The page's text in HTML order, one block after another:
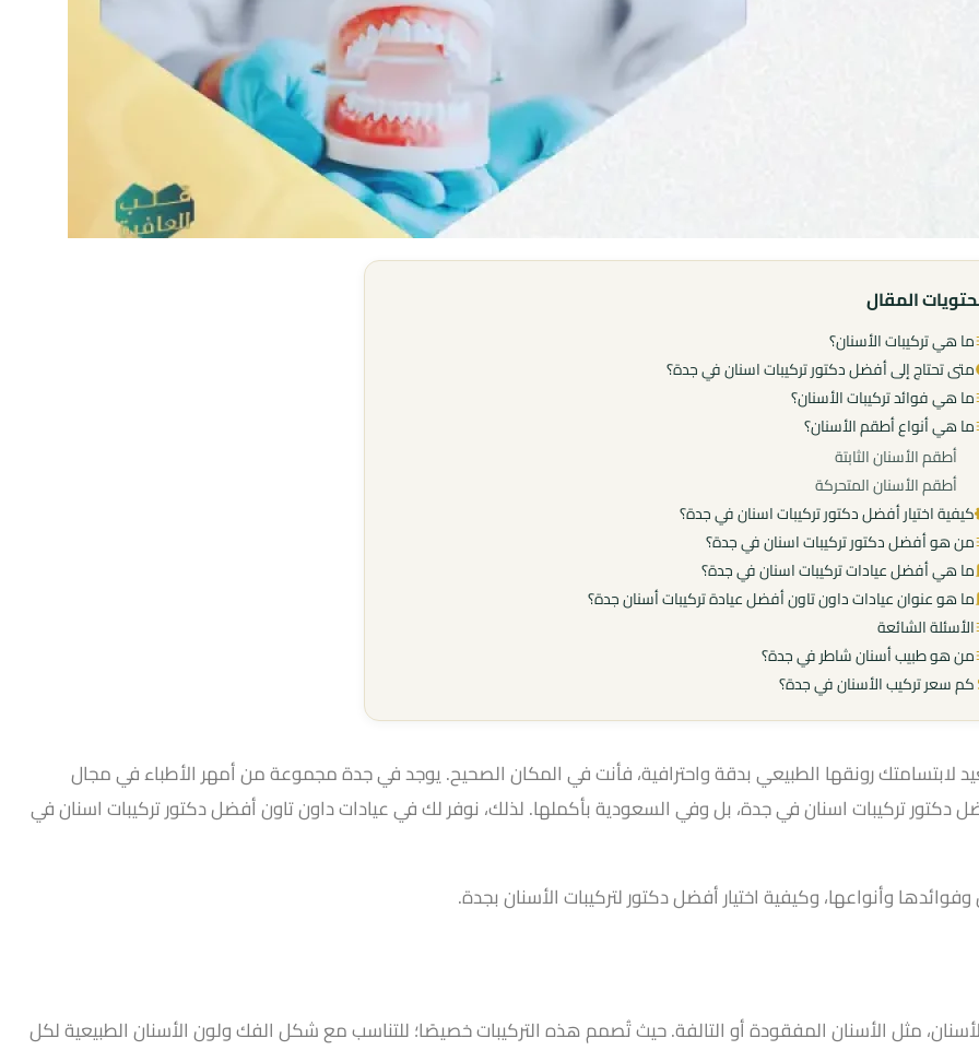
المقال
ما هي تركيبات الأسنان؟
متى تحتاج إلى أفضل دكتور تركيبات اسنان في جدة؟
ما هي فوائد تركيبات الأسنان؟
ما هي أنواع أطقم الأسنان؟
أطقم الأسنان الثابتة
أطقم الأسنان المتحركة
كيفية اختيار أفضل دكتور تركيبات اسنان في جدة؟
من هو أفضل دكتور تركيبات اسنان في جدة؟
ما هي أفضل عيادات تركيبات اسنان في جدة؟
ما هو عنوان عيادات داون تاون أفضل عيادة تركيبات أسنان جدة​؟
الأسئلة الشائعة
من هو طبيب أسنان شاطر في جدة؟
كم سعر تركيب الأسنان في جدة؟
لابتسامتك رونقها الطبيعي بدقة واحترافية، فأنت في المكان الصحيح. يوجد في جدة مجموعة من أمهر الأطباء في مجال
دكتور تركيبات اسنان في جدة، بل وفي السعودية بأكملها. لذلك، نوفر لك في عيادات داون تاون أفضل دكتور تركيبات اسنان في
وأنواعها، وكيفية اختيار أفضل دكتور لتركيبات الأسنان بجدة.
مثل الأسنان المفقودة أو التالفة. حيث تُصمم هذه التركيبات خصيصًا؛ للتناسب مع شكل الفك ولون الأسنان الطبيعية لكل